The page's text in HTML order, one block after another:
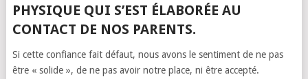
PHYSIQUE QUI S’EST ÉLABORÉE AU
CONTACT DE NOS PARENTS.
Si cette confiance fait défaut, nous avons le sentiment de ne pas
être « solide », de ne pas avoir notre place, ni être accepté.